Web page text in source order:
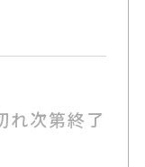
れ次第終了